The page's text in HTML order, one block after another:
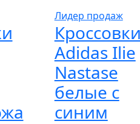
Лидер продаж
Кроссовки
Adidas Ilie
Nastase
белые с
синим